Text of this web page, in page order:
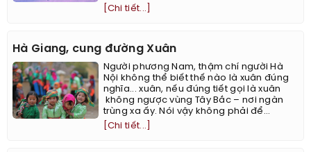
[Chi tiết...]
Hà Giang, cung đường Xuân
Người phương Nam, thậm chí người Hà
Nội không thể biết thế nào là xuân đúng
nghĩa... xuân, nếu đúng tiết gọi là xuân
không ngược vùng Tây Bắc – nơi ngàn
trùng xa ấy. Nói vậy không phải để...
[Chi tiết...]